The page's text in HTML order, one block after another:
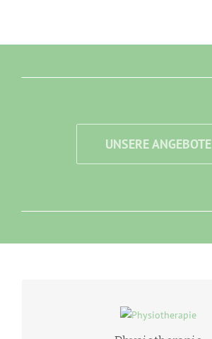
UNSERE ANGEBOTE
PHYSIOTHERAPIE